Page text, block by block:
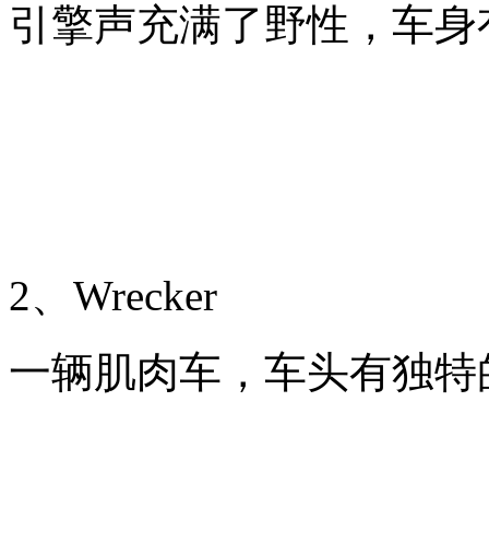
引擎声充满了野性，车
2、Wrecker
一辆肌肉车，车头有独